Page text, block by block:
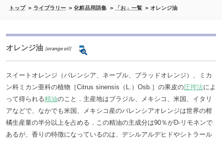
トップ ライブラリー 化粧品用語集 「お」一覧 オレンジ油
オレンジ油 [orange oil]
スイートオレンジ（バレンシア、ネーブル、ブラッドオレンジ）、ミカ
ン科ミカン亜科の植物［Citrus sinensis（L.）Osb.］の果皮の圧搾法によ
って得られる精油のこと．主産地はブラジル、メキシコ、米国、イタリ
アなどで、なかでも米国、メキシコ産のバレンシアオレンジは世界の柑
橘生産量の半分以上を占める．この精油の主成分は90％がD-リモネンで
あるが、香りの特徴になっているのは、デシルアルデヒドやシトラール